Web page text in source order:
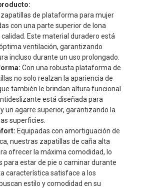
zapatillas de plataforma para mujer
con una parte superior de lona
Este material duradero está
ventilación, garantizando
incluso durante un uso prolongado.
Con una robusta plataforma de
no solo realzan la apariencia de
también le brindan altura funcional.
está diseñada para
un agarre superior, garantizando la
superficies.
Equipadas con amortiguación de
nuestras zapatillas de caña alta
ofrecer la máxima comodidad, lo
para estar de pie o caminar durante
característica satisface a los
estilo y comodidad en su